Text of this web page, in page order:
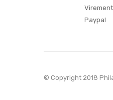
Virement
Paypal
© Copyright 2018